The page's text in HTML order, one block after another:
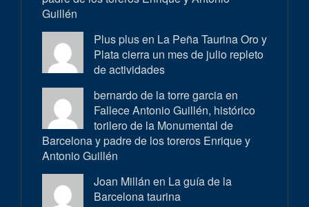
Guillén
Plus plus en La Peña Taurina Oro y
Plata cierra un mes de julio repleto
de actividades
bernardo de la torre garcia en
Fallece Antonio Guillén, histórico
torilero de la Monumental de
Barcelona y padre de los toreros Enrique y
Antonio Guillén
Joan Millán en La guía de la
Barcelona taurina